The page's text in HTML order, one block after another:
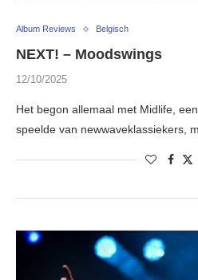
Album Reviews Belgisch
NEXT! – Moodswings
12/10/2025
Het begon allemaal met Midlife,
speelde van newwaveklassiekers,